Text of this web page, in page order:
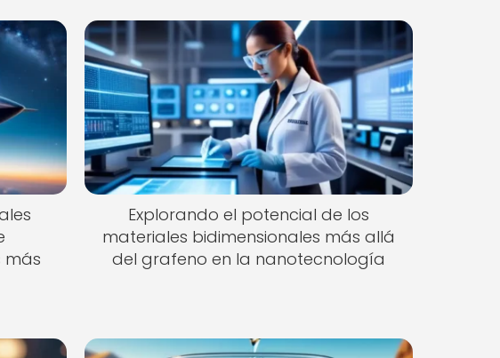
más
Explorando el potencial de los
materiales bidimensionales más allá
del grafeno en la nanotecnología